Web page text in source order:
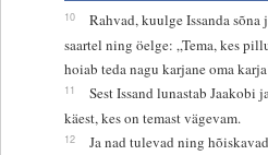
10
Rahvad, kuulge Issanda
saartel ning öelge: „Tema, kes
hoiab teda nagu karjane oma
11
Sest Issand lunastab Jaakobi
käest, kes on temast vägevam.
12
Ja nad tulevad ning